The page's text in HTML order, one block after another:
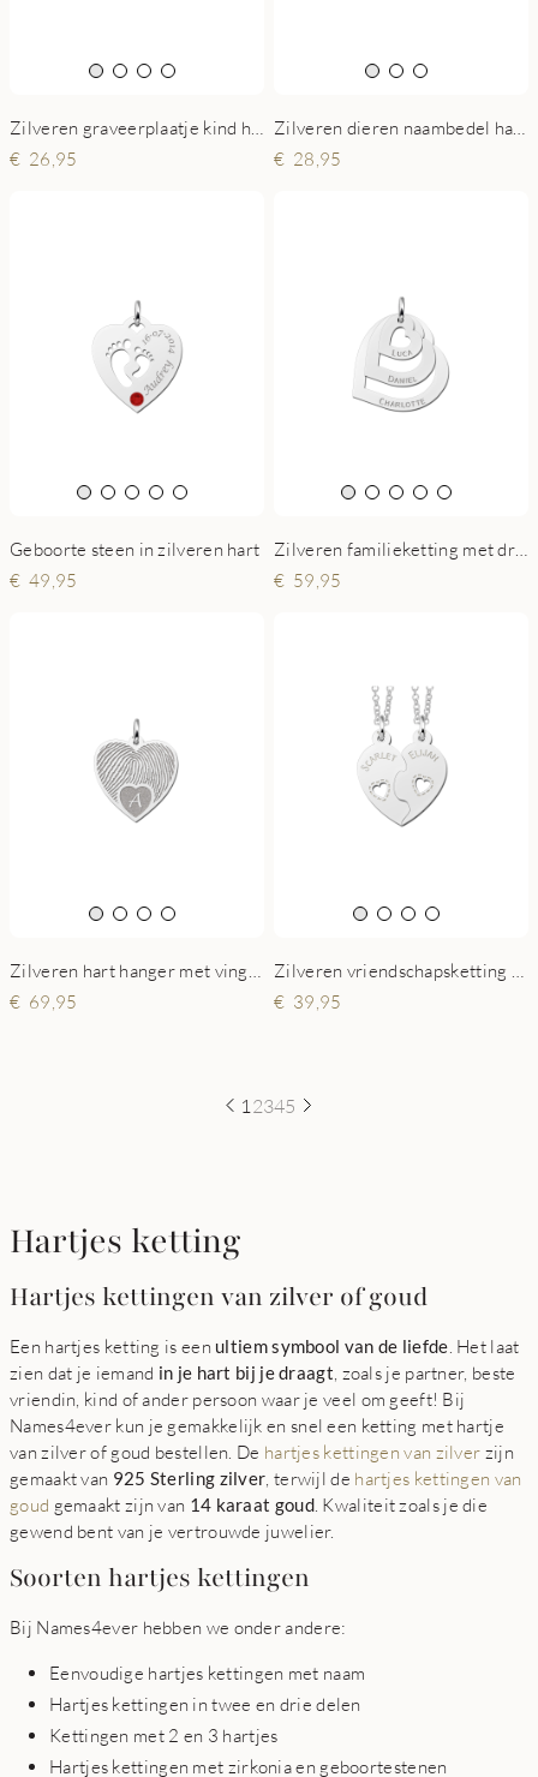
26,95
28,95
Geboorte steen in zilveren hart
49,95
59,95
69,95
39,95
1 2345
Hartjes ketting
Hartjes kettingen van zilver of goud
Een hartjes ketting is een ultiem symbool van de liefde . Het laat
zien dat je iemand in je hart bij je draagt , zoals je partner, beste
vriendin, kind of ander persoon waar je veel om geeft! Bij
Names4ever kun je gemakkelijk en snel een ketting met hartje
van zilver of goud bestellen. De hartjes kettingen van zilver zijn
gemaakt van 925 Sterling zilver , terwijl de hartjes kettingen van
goud gemaakt zijn van 14 karaat goud. Kwaliteit zoals je die
gewend bent van je vertrouwde juwelier.
Soorten hartjes kettingen
Bij Names4ever hebben we onder andere:
Eenvoudige hartjes kettingen met naam
Hartjes kettingen in twee en drie delen
Kettingen met 2 en 3 hartjes
Hartjes kettingen met zirkonia en geboortestenen